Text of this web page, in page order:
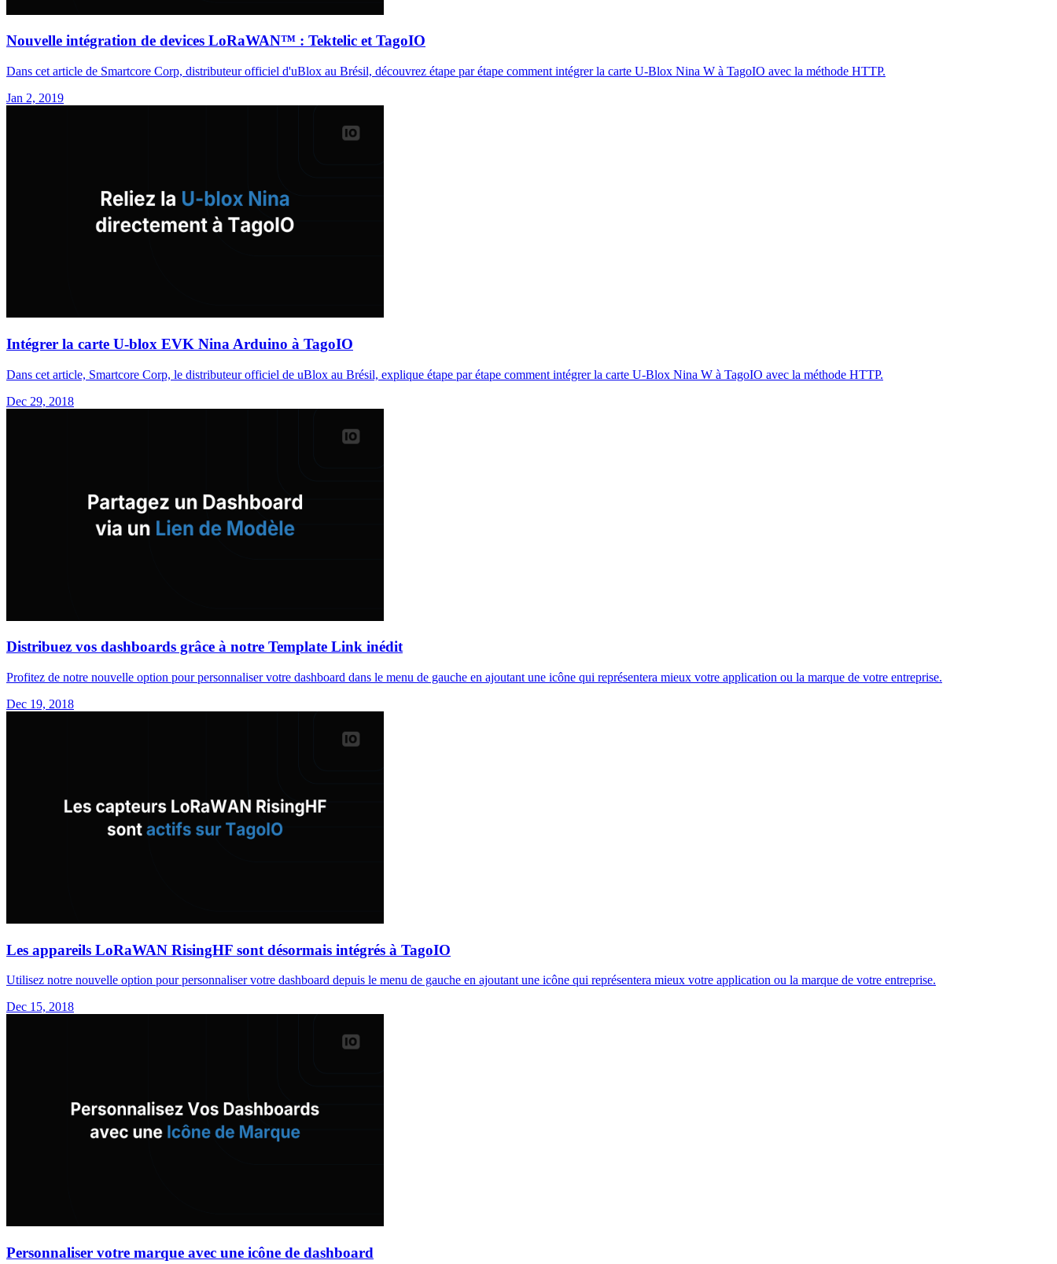
Nouvelle intégration de devices LoRaWAN™ : Tektelic et TagoIO
Dans cet article de Smartcore Corp, distributeur officiel d'uBlox au Brésil, découvrez étape par étape comment intégrer la carte U-Blox Nina W à TagoIO avec la méthode HTTP.
Jan 2, 2019
Intégrer la carte U-blox EVK Nina Arduino à TagoIO
Dans cet article, Smartcore Corp, le distributeur officiel de uBlox au Brésil, explique étape par étape comment intégrer la carte U-Blox Nina W à TagoIO avec la méthode HTTP.
Dec 29, 2018
Distribuez vos dashboards grâce à notre Template Link inédit
Profitez de notre nouvelle option pour personnaliser votre dashboard dans le menu de gauche en ajoutant une icône qui représentera mieux votre application ou la marque de votre entreprise.
Dec 19, 2018
Les appareils LoRaWAN RisingHF sont désormais intégrés à TagoIO
Utilisez notre nouvelle option pour personnaliser votre dashboard depuis le menu de gauche en ajoutant une icône qui représentera mieux votre application ou la marque de votre entreprise.
Dec 15, 2018
Personnaliser votre marque avec une icône de dashboard